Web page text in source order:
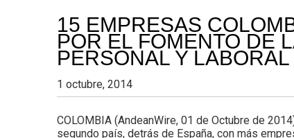
Argentina
de
negocios
con
Argentina.
15 EMPRESAS
POR EL FOMENTO DE
PERSONAL Y LABORAL
1 octubre, 2014
COLOMBIA (AndeanWire, 01 de Octubre de
segundo país, detrás de España, con más